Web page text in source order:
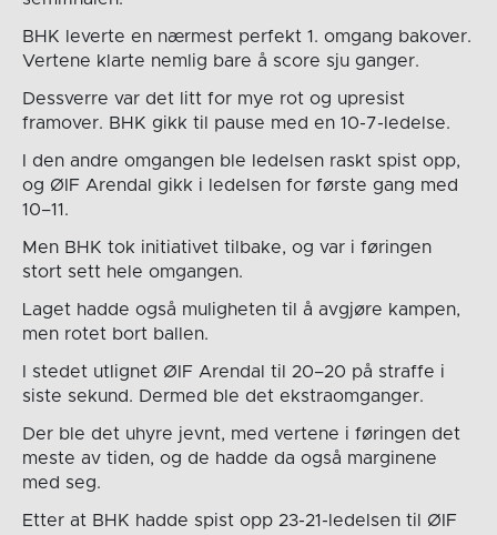
BHK leverte en nærmest perfekt 1. omgang bakover.
Vertene klarte nemlig bare å score sju ganger.
Dessverre var det litt for mye rot og upresist
framover. BHK gikk til pause med en 10-7-ledelse.
I den andre omgangen ble ledelsen raskt spist opp,
og ØIF Arendal gikk i ledelsen for første gang med
10–11.
Men BHK tok initiativet tilbake, og var i føringen
stort sett hele omgangen.
Laget hadde også muligheten til å avgjøre kampen,
men rotet bort ballen.
I stedet utlignet ØIF Arendal til 20–20 på straffe i
siste sekund. Dermed ble det ekstraomganger.
Der ble det uhyre jevnt, med vertene i føringen det
meste av tiden, og de hadde da også marginene
med seg.
Etter at BHK hadde spist opp 23-21-ledelsen til ØIF